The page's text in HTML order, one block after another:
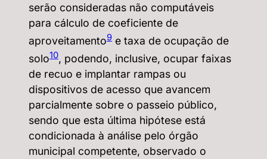
serão consideradas não computáveis
para cálculo de coeficiente de
aproveitamento9 e taxa de ocupação de
solo10, podendo, inclusive, ocupar faixas
de recuo e implantar rampas ou
dispositivos de acesso que avancem
parcialmente sobre o passeio público,
sendo que esta última hipótese está
condicionada à análise pelo órgão
municipal competente, observado o